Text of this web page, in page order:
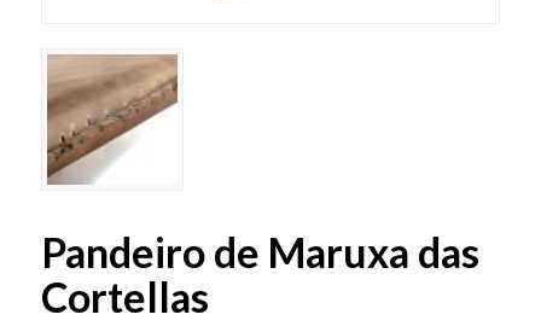
Pandeiro de Maruxa das
Cortellas